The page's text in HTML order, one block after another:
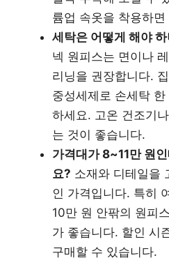
륨업 속옷을 착용하
세탁은 어떻게 해야
넥 원피스는 면이나
리닝을 권장합니다.
중성세제로 손세탁
하세요. 고온 건조기
는 것이 좋습니다.
가격대가 8~11만 원
요? 소재와 디테일을
인 가격입니다. 특히
10만 원 안팎의 원피
가 좋습니다. 할인 시
구매할 수 있습니다.